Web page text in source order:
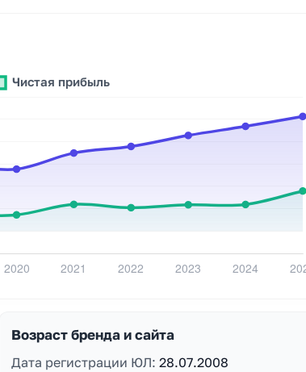
Возраст бренда и сайта
Дата регистрации ЮЛ: 28.07.2008